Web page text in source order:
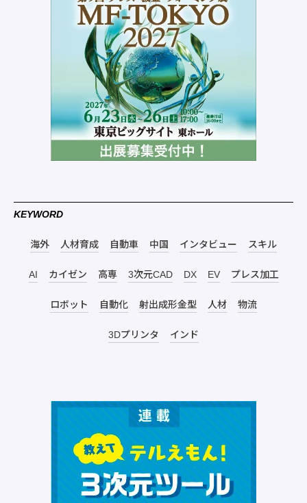
KEYWORD
海外 人材育成 自動車 中国 インタビュー スキル
AI カイゼン 高専 3次元CAD DX EV プレス加工
ロボット 自動化 射出成形金型 人材 物流
3Dプリンタ インド